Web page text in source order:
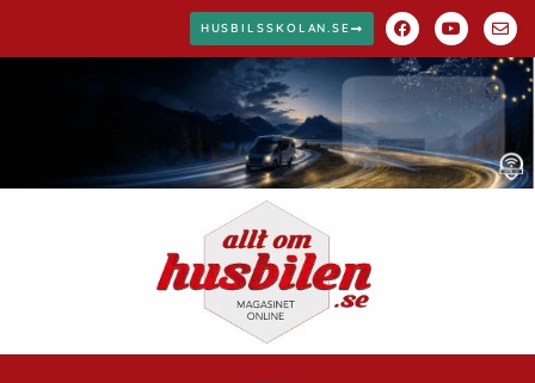
HUSBILSSKOLAN.SE